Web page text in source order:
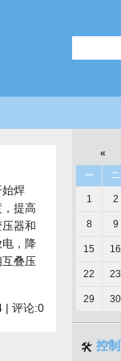
始焊
提高
器和
，降
叠压
| 评论:0
«
一 二
1 2
8 9
15 16
22 23
29 30
控